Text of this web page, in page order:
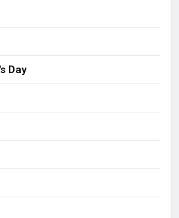
Day